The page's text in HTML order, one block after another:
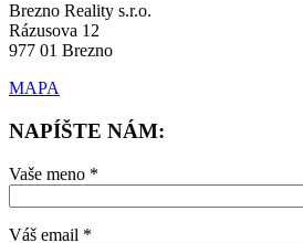
Brezno Reality s.r.o.
Rázusova 12
977 01 Brezno
MAPA
NAPÍŠTE NÁM:
Vaše meno *
Váš email *